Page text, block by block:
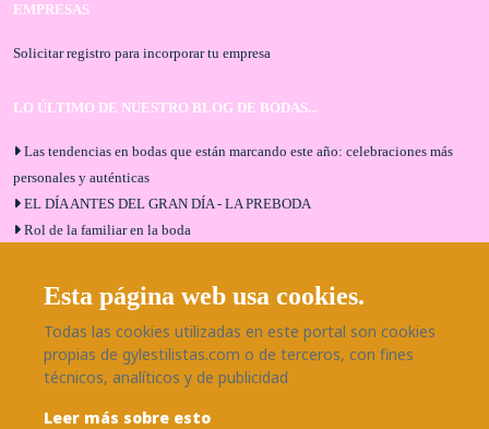
EMPRESAS
Solicitar registro para incorporar tu empresa
LO ÚLTIMO DE NUESTRO BLOG DE BODAS...
Las tendencias en bodas que están marcando este año: celebraciones más
personales y auténticas
EL DÍA ANTES DEL GRAN DÍA - LA PREBODA
Rol de la familiar en la boda
Bodas en Alhaurín de la Torre: entrevista exclusiva con Bodaeventos
Málaga
¿Cómo será tu boda?
Blog de bodas
SÍGUENOS EN NUESTRAS REDES
Esta página web usa cookies.
Todas las cookies utilizadas en este portal son cookies
propias de gylestilistas.com o de terceros, con fines
técnicos, analíticos y de publicidad
Leer más sobre esto